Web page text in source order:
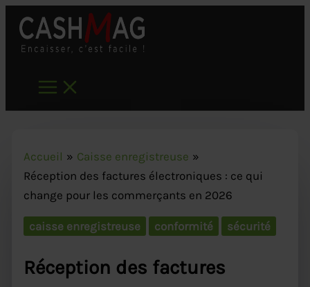
Aller
contenu
Accueil
Caisse enregistreuse
Réception des factures électroniques : ce qui
change pour les commerçants en 2026
caisse enregistreuse conformité sécurité
Réception des factures